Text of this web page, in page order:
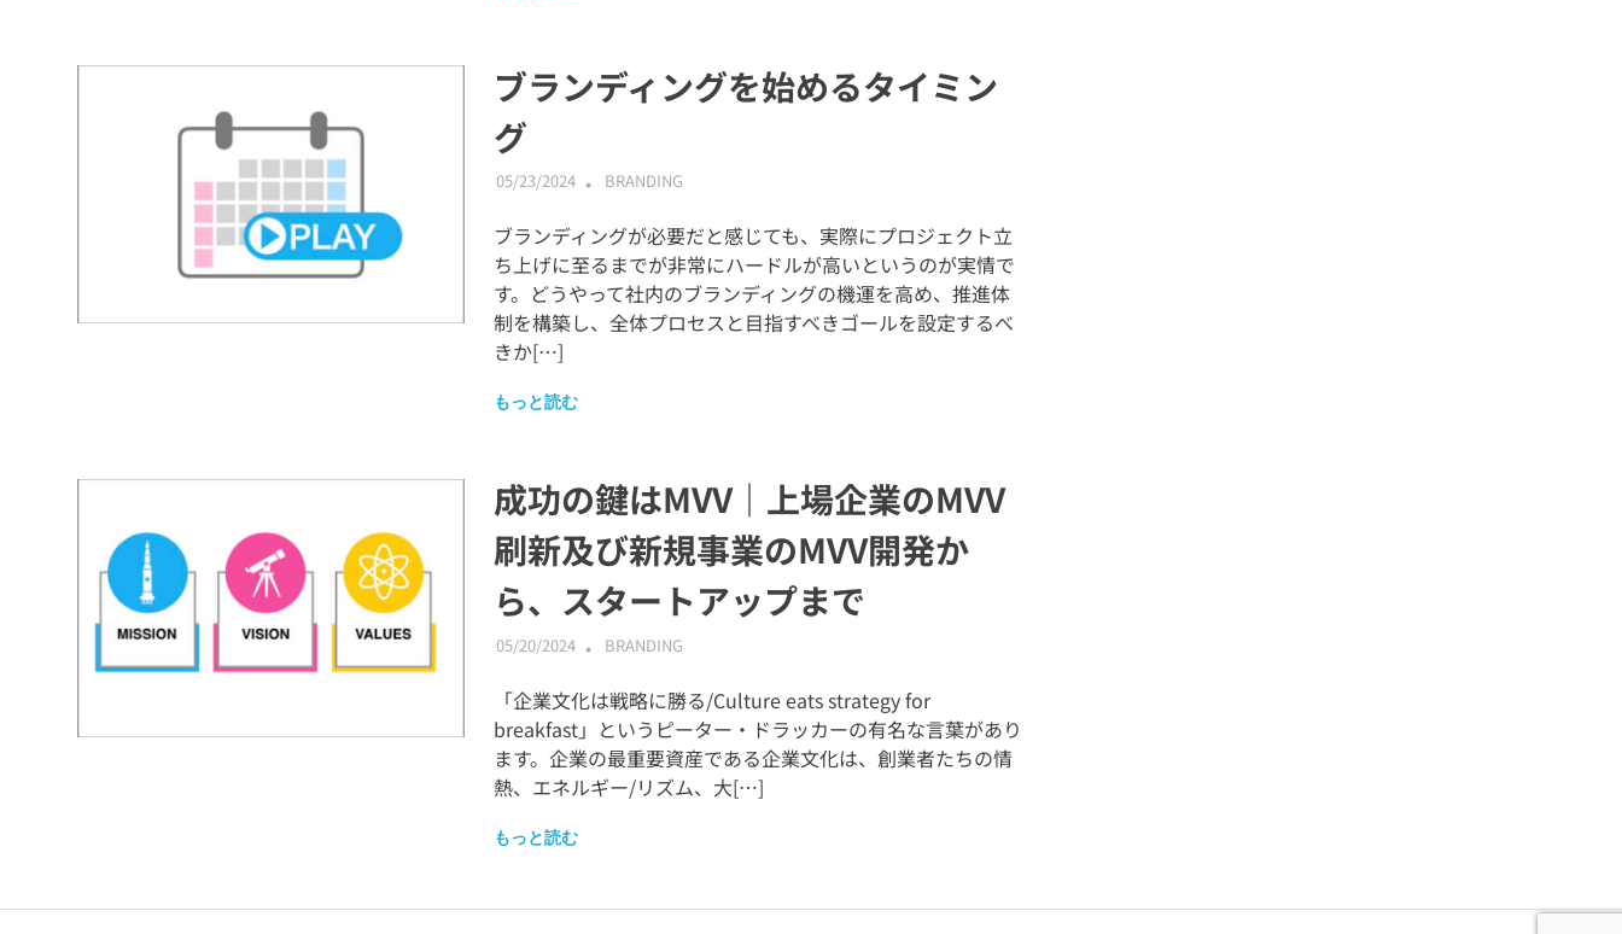
ブランディングを始めるタイミン
グ
05/23/2024 ABMALLYTG24
BRANDING
ブランディングが必要だと感じても、実際にプロジェクト立
ち上げに至るまでが非常にハードルが高いというのが実情で
す。どうやって社内のブランディングの機運を高め、推進体
制を構築し、全体プロセスと目指すべきゴールを設定するべ
きか[…]
もっと読む
成功の鍵はMVV｜上場企業のMVV
刷新及び新規事業のMVV開発か
ら、スタートアップまで
05/20/2024 ABMALLYTG24
BRANDING
「企業文化は戦略に勝る/Culture eats strategy for
breakfast」というピーター・ドラッカーの有名な言葉があり
ます。企業の最重要資産である企業文化は、創業者たちの情
熱、エネルギー/リズム、大[…]
もっと読む